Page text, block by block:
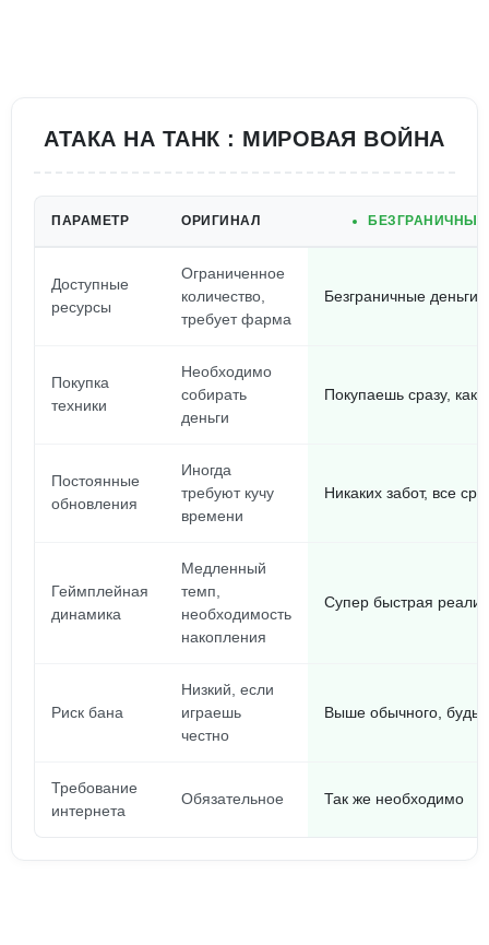
АТАКА НА ТАНК : МИРОВАЯ ВОЙНА
ПАРАМЕТР ОРИГИНАЛ
Доступные
ресурсы
Ограниченное
количество,
требует фарма
Безграничные
Покупка
техники
Необходимо
собирать
деньги
Покупаешь сразу, как
Постоянные
обновления
Иногда
требуют кучу
времени
Никаких забот, все
Геймплейная
динамика
Медленный
темп,
необходимость
накопления
Супер быстрая
Риск бана
Низкий, если
играешь
честно
Выше обычного, будь
Требование
интернета
Обязательное Так же необходимо